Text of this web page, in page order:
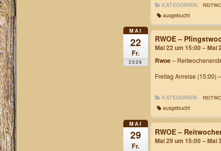
KATEGORIEN:
ausgebucht
MAI
22
Fr.
2026
RWOE –
Mai 22 um 15:00 – Mai
Rwoe–
Freitag Anreise (15:00)
KATEGORIEN:
ausgebucht
MAI
29
Fr.
RWOE –
Mai 29 um 15:00 – Mai